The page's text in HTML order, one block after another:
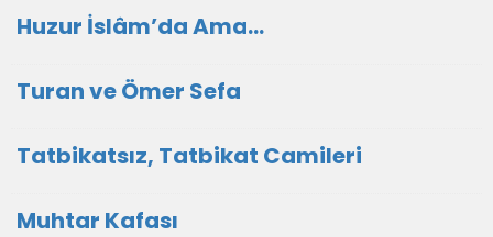
Huzur İslâm’da Ama…
Turan ve Ömer Sefa
Tatbikatsız, Tatbikat Camileri
Muhtar Kafası